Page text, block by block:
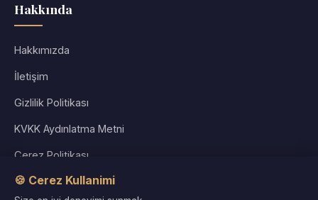
Hakkında
Hakkımızda
İletişim
Gizlilik Politikası
KVKK Aydınlatma Metni
Çerez Politikası
Kullanım Koşulları
🍪 Cerez Kullanimi